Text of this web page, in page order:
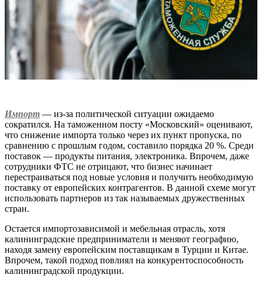
Импорт — из-за политической ситуации ожидаемо
сократился. На таможенном посту «Московский» оценивают,
что снижение импорта только через их пункт пропуска, по
сравнению с прошлым годом, составило порядка 20 %. Среди
поставок — продукты питания, электроника. Впрочем, даже
сотрудники ФТС не отрицают, что бизнес начинает
перестраиваться под новые условия и получить необходимую
поставку от европейских контрагентов. В данной схеме могут
использовать партнеров из так называемых дружественных
стран.
Остается импортозависимой и мебельная отрасль, хотя
калининградские предприниматели и меняют географию,
находя замену европейским поставщикам в Турции и Китае.
Впрочем, такой подход повлиял на конкурентоспособность
калининградской продукции.